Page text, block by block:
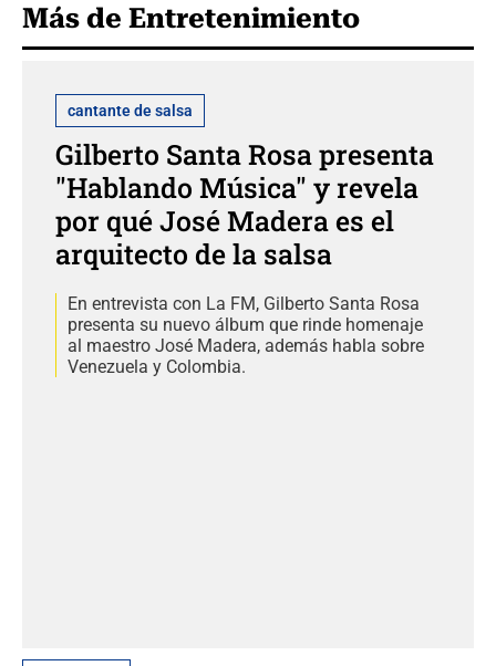
Más de Entretenimiento
cantante de salsa
Gilberto Santa Rosa presenta
"Hablando Música" y revela
por qué José Madera es el
arquitecto de la salsa
En entrevista con La FM, Gilberto Santa Rosa
presenta su nuevo álbum que rinde homenaje
al maestro José Madera, además habla sobre
Venezuela y Colombia.